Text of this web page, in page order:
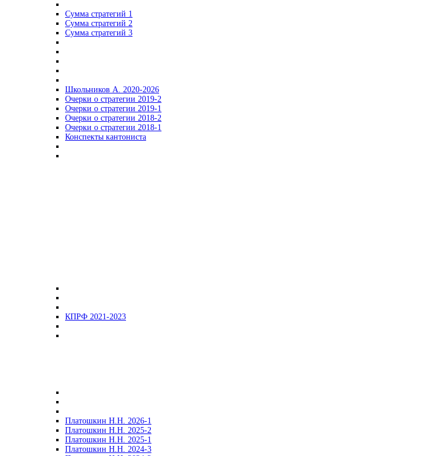
Сумма стратегий 1
Сумма стратегий 2
Сумма стратегий 3
Школьников А. 2020-2026
Очерки о стратегии 2019-2
Очерки о стратегии 2019-1
Очерки о стратегии 2018-2
Очерки о стратегии 2018-1
Конспекты кантониста
КПРФ 2021-2023
Платошкин Н.Н. 2026-1
Платошкин Н.Н. 2025-2
Платошкин Н.Н. 2025-1
Платошкин Н.Н. 2024-3